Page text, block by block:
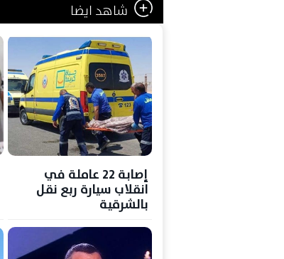
شاهد ايضا
إصابة 22 عاملة في
انقلاب سيارة ربع نقل
بالشرقية